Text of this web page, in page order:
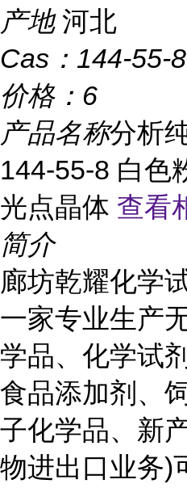
产地 河北
Cas： 144-55-8
价格： 6
产品名称分析
144-55-8 白色
光点晶体 查看
简介
廊坊乾耀化学
一家专业生产
学品、化学试
食品添加剂、
子化学品、新
物进出口业务)